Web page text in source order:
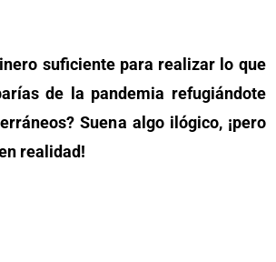
suficiente para realizar lo que
de la pandemia refugiándote
Suena algo ilógico, ¡pero
realidad!